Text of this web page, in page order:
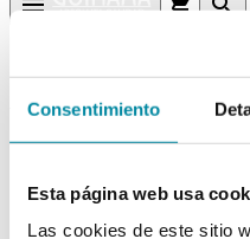
Consentimiento
Esta página web usa
Las cookies de este sitio
Actualmente se encuentra en:
Inicio >>
arrow_back